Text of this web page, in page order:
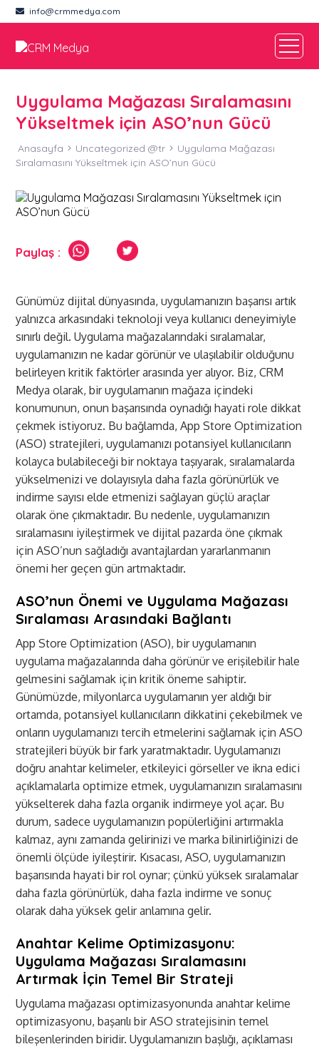
info@crmmedya.com
Uygulama Mağazası Sıralamasını
Yükseltmek için ASO’nun Gücü
Anasayfa Uncategorized @tr
Uygulama Mağazası
Sıralamasını Yükseltmek için ASO’nun Gücü
Paylaş :
Günümüz dijital dünyasında, uygulamanızın başarısı artık
yalnızca arkasındaki teknoloji veya kullanıcı deneyimiyle
sınırlı değil. Uygulama mağazalarındaki sıralamalar,
uygulamanızın ne kadar görünür ve ulaşılabilir olduğunu
belirleyen kritik faktörler arasında yer alıyor. Biz, CRM
Medya olarak, bir uygulamanın mağaza içindeki
konumunun, onun başarısında oynadığı hayati role dikkat
çekmek istiyoruz. Bu bağlamda, App Store Optimization
(ASO) stratejileri, uygulamanızı potansiyel kullanıcıların
kolayca bulabileceği bir noktaya taşıyarak, sıralamalarda
yükselmenizi ve dolayısıyla daha fazla görünürlük ve
indirme sayısı elde etmenizi sağlayan güçlü araçlar
olarak öne çıkmaktadır. Bu nedenle, uygulamanızın
sıralamasını iyileştirmek ve dijital pazarda öne çıkmak
için ASO’nun sağladığı avantajlardan yararlanmanın
önemi her geçen gün artmaktadır.
ASO’nun Önemi ve Uygulama Mağazası
Sıralaması Arasındaki Bağlantı
App Store Optimization (ASO), bir uygulamanın
uygulama mağazalarında daha görünür ve erişilebilir hale
gelmesini sağlamak için kritik öneme sahiptir.
Günümüzde, milyonlarca uygulamanın yer aldığı bir
ortamda, potansiyel kullanıcıların dikkatini çekebilmek ve
onların uygulamanızı tercih etmelerini sağlamak için ASO
stratejileri büyük bir fark yaratmaktadır. Uygulamanızı
doğru anahtar kelimeler, etkileyici görseller ve ikna edici
açıklamalarla optimize etmek, uygulamanızın sıralamasını
yükselterek daha fazla organik indirmeye yol açar. Bu
durum, sadece uygulamanızın popülerliğini artırmakla
kalmaz, aynı zamanda gelirinizi ve marka bilinirliğinizi de
önemli ölçüde iyileştirir. Kısacası, ASO, uygulamanızın
başarısında hayati bir rol oynar; çünkü yüksek sıralamalar
daha fazla görünürlük, daha fazla indirme ve sonuç
olarak daha yüksek gelir anlamına gelir.
Anahtar Kelime Optimizasyonu:
Uygulama Mağazası Sıralamasını
Artırmak İçin Temel Bir Strateji
Uygulama mağazası optimizasyonunda anahtar kelime
optimizasyonu, başarılı bir ASO stratejisinin temel
bileşenlerinden biridir. Uygulamanızın başlığı, açıklaması